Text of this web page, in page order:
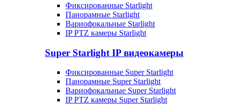
Фиксированные Starlight
Панорамные Starlight
Вариофокальные Starlight
IP PTZ камеры Starlight
Super Starlight IP видеокамеры
Фиксированные Super Starlight
Панорамные Super Starlight
Вариофокальные Super Starlight
IP PTZ камеры Super Starlight